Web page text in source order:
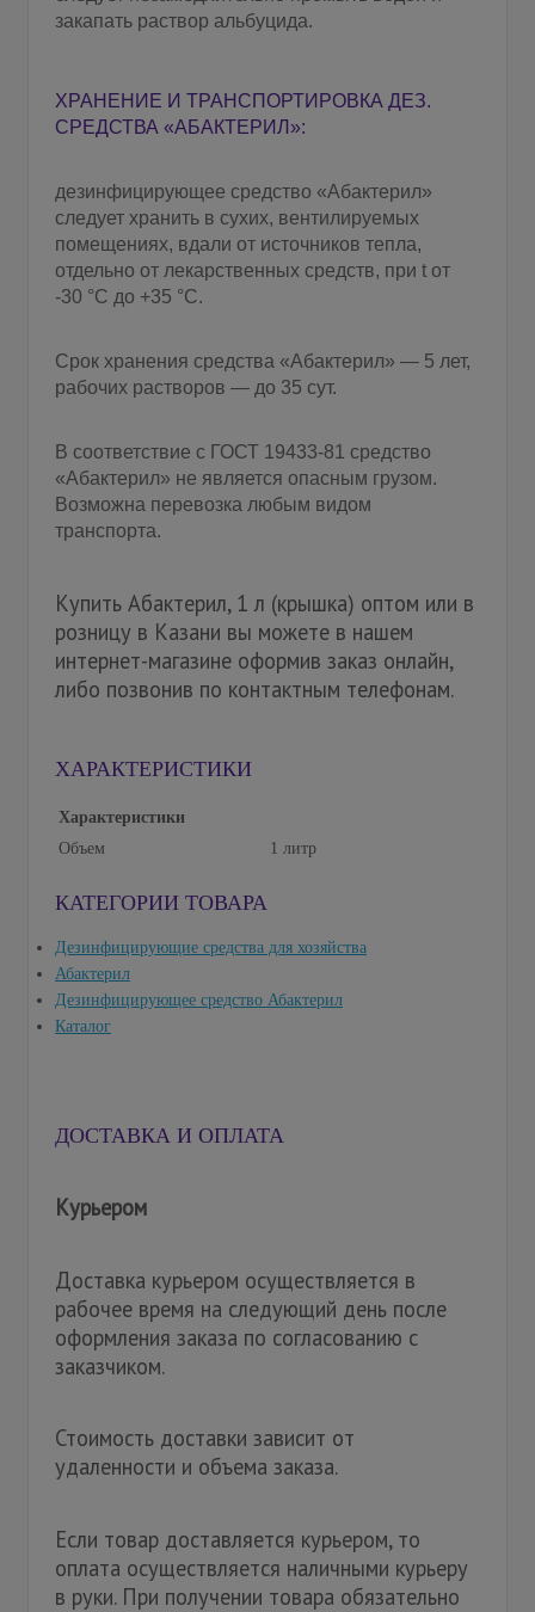
закапать раствор альбуцида.
ХРАНЕНИЕ И ТРАНСПОРТИРОВКА ДЕЗ.
СРЕДСТВА «АБАКТЕРИЛ»:
дезинфицирующее средство «Абактерил»
следует хранить в сухих, вентилируемых
помещениях, вдали от источников тепла,
отдельно от лекарственных средств, при t от
-30 °C до +35 °С.
Срок хранения средства «Абактерил» — 5 лет,
рабочих растворов — до 35 сут.
В соответствие с ГОСТ 19433-81 средство
«Абактерил» не является опасным грузом.
Возможна перевозка любым видом
транспорта.
Купить Абактерил, 1 л (крышка) оптом или в
розницу в Казани вы можете в нашем
интернет-магазине оформив заказ онлайн,
либо позвонив по контактным телефонам.
ХАРАКТЕРИСТИКИ
Характеристики
Объем
1 литр
КАТЕГОРИИ ТОВАРА
Дезинфицирующие средства для хозяйства
Абактерил
Дезинфицирующее средство Абактерил
Каталог
ДОСТАВКА И ОПЛАТА
Курьером
Доставка курьером осуществляется в
рабочее время на следующий день после
оформления заказа по согласованию с
заказчиком.
Стоимость доставки зависит от
удаленности и объема заказа.
Если товар доставляется курьером, то
оплата осуществляется наличными курьеру
в руки. При получении товара обязательно